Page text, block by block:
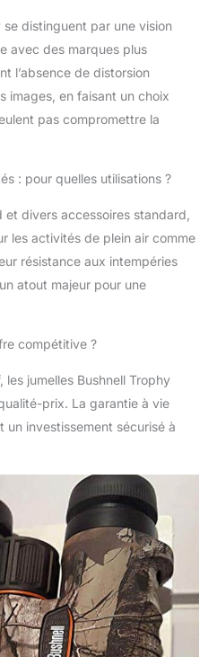
se distinguent par une vision
avec des marques plus
l’absence de distorsion
images, en faisant un choix
pas compromettre la
: pour quelles utilisations ?
divers accessoires standard,
les activités de plein air comme
résistance aux intempéries
atout majeur pour une
compétitive ?
jumelles Bushnell Trophy
prix. La garantie à vie
un investissement sécurisé à